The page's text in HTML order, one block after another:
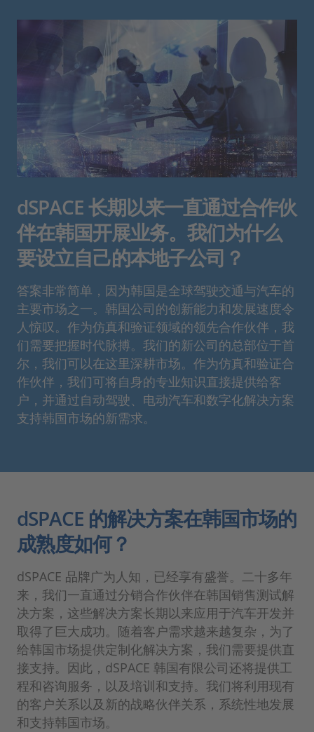
dSPACE 长期以来一直通过合作伙
伴在韩国开展业务。我们为什么
要设立自己的本地子公司？
答案非常简单，因为韩国是全球驾驶交通与汽车的
主要市场之一。韩国公司的创新能力和发展速度令
人惊叹。作为仿真和验证领域的领先合作伙伴，我
们需要把握时代脉搏。我们的新公司的总部位于首
尔，我们可以在这里深耕市场。作为仿真和验证合
作伙伴，我们可将自身的专业知识直接提供给客
户，并通过自动驾驶、电动汽车和数字化解决方案
支持韩国市场的新需求。
dSPACE 的解决方案在韩国市场的
成熟度如何？
dSPACE 品牌广为人知，已经享有盛誉。二十多年
来，我们一直通过分销合作伙伴在韩国销售测试解
决方案，这些解决方案长期以来应用于汽车开发并
取得了巨大成功。随着客户需求越来越复杂，为了
给韩国市场提供定制化解决方案，我们需要提供直
接支持。因此，dSPACE 韩国有限公司还将提供工
程和咨询服务，以及培训和支持。我们将利用现有
的客户关系以及新的战略伙伴关系，系统性地发展
和支持韩国市场。